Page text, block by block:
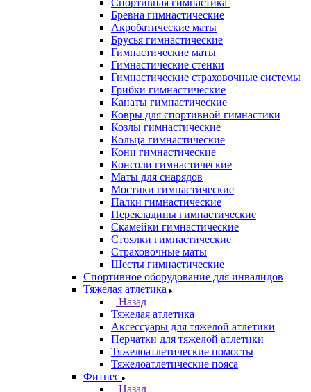
Спортивная гимнастика
Бревна гимнастические
Акробатические маты
Брусья гимнастические
Гимнастические маты
Гимнастические стенки
Гимнастические страховочные системы
Грибки гимнастические
Канаты гимнастические
Ковры для спортивной гимнастики
Козлы гимнастические
Кольца гимнастические
Кони гимнастические
Консоли гимнастические
Маты для снарядов
Мостики гимнастические
Палки гимнастические
Перекладины гимнастические
Скамейки гимнастические
Стоялки гимнастические
Страховочные маты
Шесты гимнастические
Спортивное оборудование для инвалидов
Тяжелая атлетика
Назад
Тяжелая атлетика
Аксессуары для тяжелой атлетики
Перчатки для тяжелой атлетики
Тяжелоатлетические помосты
Тяжелоатлетические пояса
Фитнес
Назад